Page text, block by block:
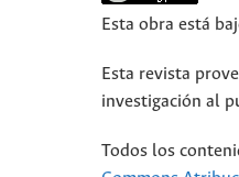
Esta obra está
Esta revista
investigación al
Todos los